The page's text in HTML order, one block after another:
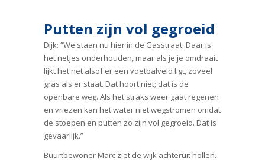
Putten zijn vol gegroeid
Dijk: “We staan nu hier in de Gasstraat. Daar is
het netjes onderhouden, maar als je je omdraait
lijkt het net alsof er een voetbalveld ligt, zoveel
gras als er staat. Dat hoort niet; dat is de
openbare weg. Als het straks weer gaat regenen
en vriezen kan het water niet wegstromen omdat
de stoepen en putten zo zijn vol gegroeid. Dat is
gevaarlijk.”
Buurtbewoner Marc ziet de wijk achteruit hollen.